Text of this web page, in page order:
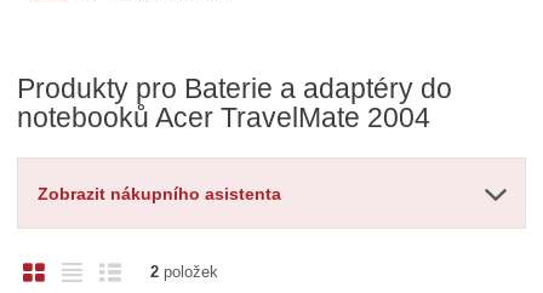
Produkty pro Baterie a adaptéry do
notebooků Acer TravelMate 2004
Zobrazit nákupního asistenta
O
Ř
2položek